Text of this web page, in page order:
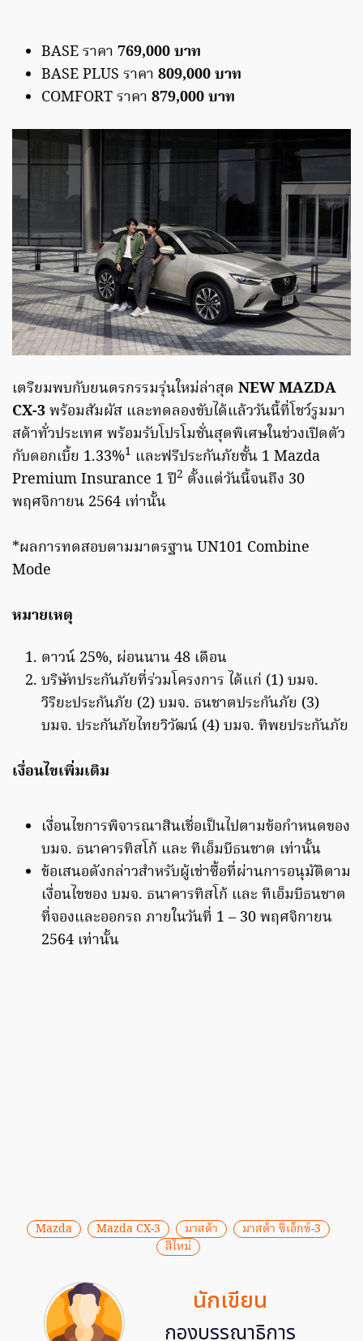
BASE ราคา 769,000 บาท
BASE PLUS ราคา 809,000 บาท
COMFORT ราคา 879,000 บาท
เตรียมพบกับยนตรกรรมรุ่นใหม่ล่าสุด NEW MAZDA
CX-3พร้อมสัมผัส และทดลองขับได้แล้ววันนี้ที่โชว์รูมมา
สด้าทั่วประเทศ พร้อมรับโปรโมชั่นสุดพิเศษในช่วงเปิดตัว
กับดอกเบี้ย 1.33%1 และฟรีประกันภัยชั้น 1 Mazda
Premium Insurance 1 ปี2 ตั้งแต่วันนี้จนถึง 30
พฤศจิกายน 2564 เท่านั้น
*ผลการทดสอบตามมาตรฐาน UN101 Combine
Mode
หมายเหตุ
ดาวน์ 25%, ผ่อนนาน 48 เดือน
บริษัทประกันภัยที่ร่วมโครงการ ได้แก่ (1) บมจ.
วิริยะประกันภัย (2) บมจ. ธนชาตประกันภัย (3)
บมจ. ประกันภัยไทยวิวัฒน์ (4) บมจ. ทิพยประกันภัย
เงื่อนไขเพิ่มเติม
เงื่อนไขการพิจารณาสินเชื่อเป็นไปตามข้อกำหนดของ
บมจ. ธนาคารทิสโก้ และ ทีเอ็มบีธนชาต เท่านั้น
ข้อเสนอดังกล่าวสำหรับผู้เช่าซื้อที่ผ่านการอนุมัติตาม
เงื่อนไขของ บมจ. ธนาคารทิสโก้ และ ทีเอ็มบีธนชาต
ที่จองและออกรถ ภายในวันที่ 1 – 30 พฤศจิกายน
2564 เท่านั้น
Mazda Mazda CX-3 มาสด้า
มาสด้า ซีเอ็กซ์-3
สีใหม่
นักเขียน
กองบรรณาธิการ